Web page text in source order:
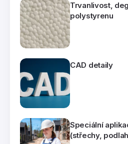
Trvanlivost,
polystyrenu
CAD detaily
Speciální
(střechy,